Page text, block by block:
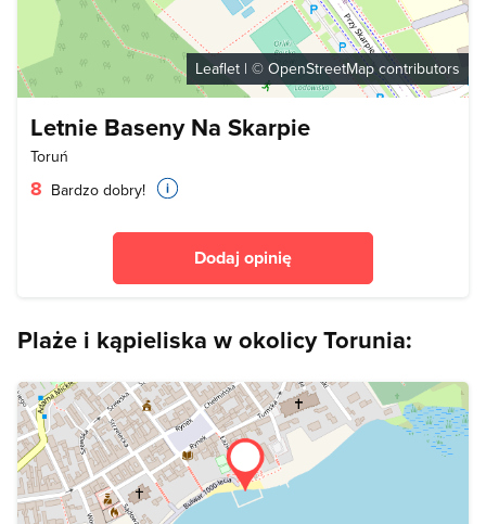
Leaflet | © OpenStreetMap contributors
Letnie Baseny Na Skarpie
Toruń
8 Bardzo dobry!
Dodaj opinię
Plaże i kąpieliska w okolicy Torunia: